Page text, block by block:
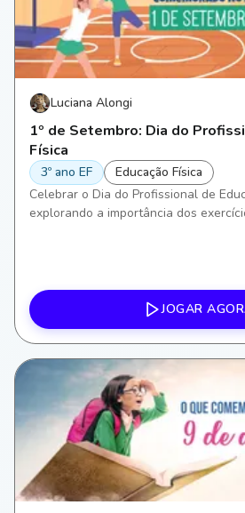
Luciana Alongi
1º de Setembro: Dia do
Física
3º ano EF
Educação Física
Celebrar o Dia do Profissional de
explorando a importância dos
trabalho em equipe.
JOGAR